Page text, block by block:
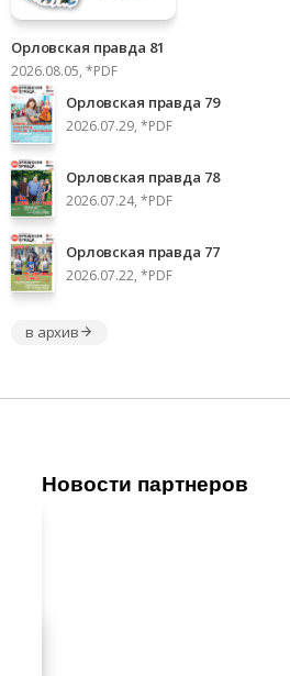
Орловская правда 81
2026.08.05, *PDF
Орловская правда 79
2026.07.29, *PDF
Орловская правда 78
2026.07.24, *PDF
Орловская правда 77
2026.07.22, *PDF
в архив
Новости партнеров